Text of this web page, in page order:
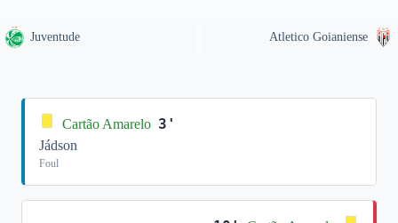
Juventude Atletico Goianiense
Cartão Amarelo 3'
Jádson
Foul